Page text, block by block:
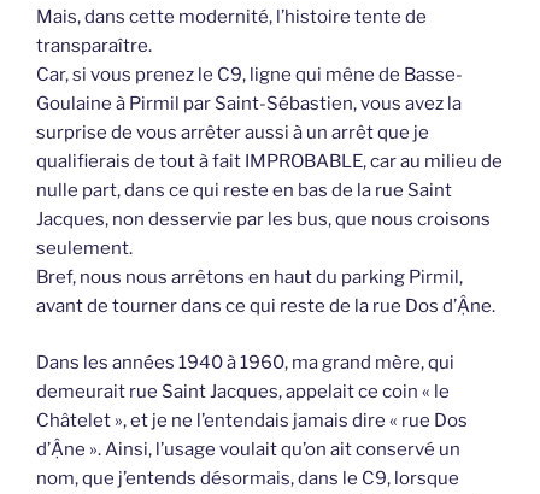
Mais, dans cette modernité, l’histoire tente de
transparaître.
Car, si vous prenez le C9, ligne qui mêne de Basse-
Goulaine à Pirmil par Saint-Sébastien, vous avez la
surprise de vous arrêter aussi à un arrêt que je
qualifierais de tout à fait IMPROBABLE, car au milieu de
nulle part, dans ce qui reste en bas de la rue Saint
Jacques, non desservie par les bus, que nous croisons
seulement.
Bref, nous nous arrêtons en haut du parking Pirmil,
avant de tourner dans ce qui reste de la rue Dos d’Ậne.
Dans les années 1940 à 1960, ma grand mère, qui
demeurait rue Saint Jacques, appelait ce coin « le
Châtelet », et je ne l’entendais jamais dire « rue Dos
d’Ậne ». Ainsi, l’usage voulait qu’on ait conservé un
nom, que j’entends désormais, dans le C9, lorsque